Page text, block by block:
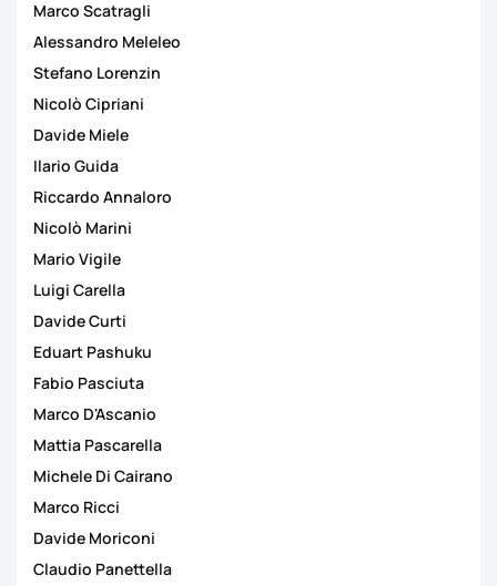
Marco Scatragli
Alessandro Meleleo
Stefano Lorenzin
Nicolò Cipriani
Davide Miele
Ilario Guida
Riccardo Annaloro
Nicolò Marini
Mario Vigile
Luigi Carella
Davide Curti
Eduart Pashuku
Fabio Pasciuta
Marco D'Ascanio
Mattia Pascarella
Michele Di Cairano
Marco Ricci
Davide Moriconi
Claudio Panettella